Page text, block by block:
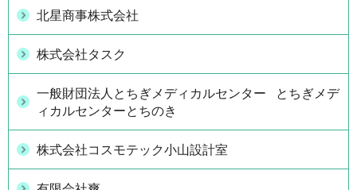
北星商事株式会社
株式会社タスク
一般財団法人とちぎメディカルセンター とちぎメデ
ィカルセンターとちのき
株式会社コスモテック小山設計室